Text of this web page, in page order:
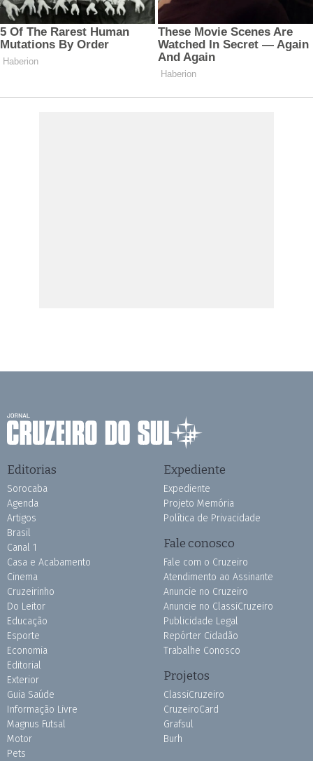
Editorias
Sorocaba
Agenda
Artigos
Brasil
Canal 1
Casa e Acabamento
Cinema
Cruzeirinho
Do Leitor
Educação
Esporte
Economia
Editorial
Exterior
Guia Saúde
Informação Livre
Magnus Futsal
Motor
Pets
Expediente
Expediente
Projeto Memória
Política de Privacidade
Fale conosco
Fale com o Cruzeiro
Atendimento ao Assinante
Anuncie no Cruzeiro
Anuncie no ClassiCruzeiro
Publicidade Legal
Repórter Cidadão
Trabalhe Conosco
Projetos
ClassiCruzeiro
CruzeiroCard
Grafsul
Burh